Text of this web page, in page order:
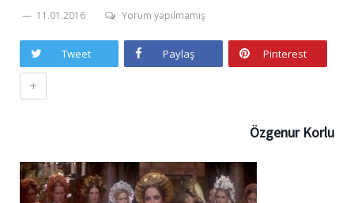
11.01.2016 Yorum yapılmamış
Tweet Paylaş Pinterest
+
Özgenur Korlu